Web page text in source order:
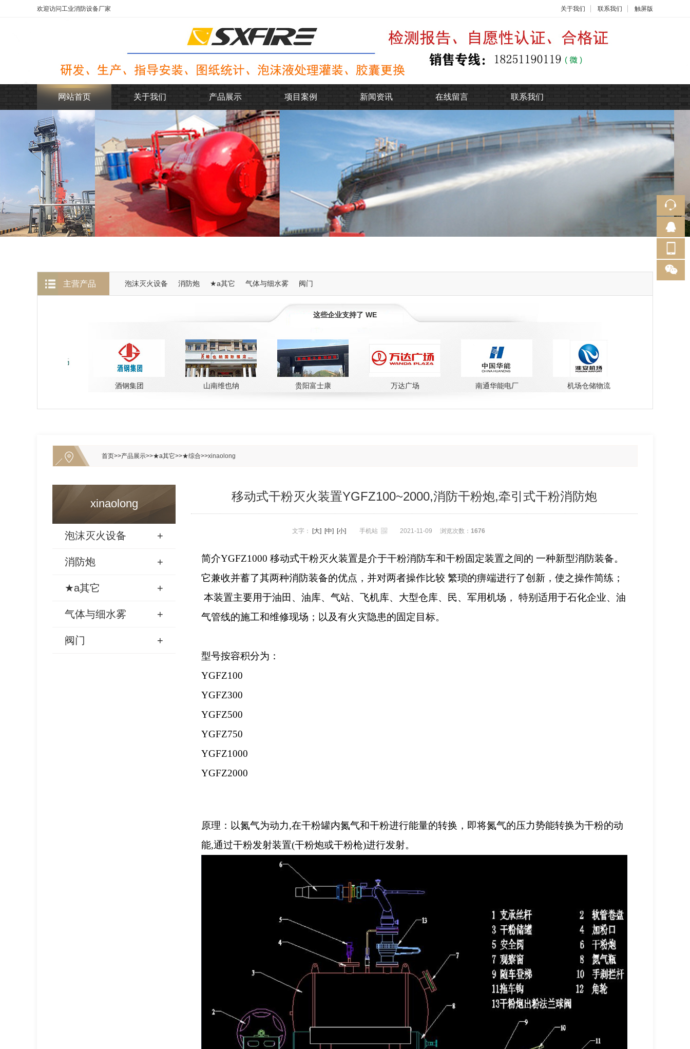
欢迎访问工业消防设备厂家 关于我们 联系我们 触屏版
网站首页 关于我们 产品展示 项目案例 新闻资讯 在线留言 联系我们
主营产品 泡沫灭火设备 消防炮 ★a其它 气体与细水雾 阀门
这些企业支持了 WE
酒钢集团 山南维也纳 贵阳富士康 万达广场 南通华能电厂 机场仓储物流
首页>>产品展示>>★a其它>>★综合>>xinaolong
xinaolong
泡沫灭火设备 +
消防炮 +
★a其它 +
气体与细水雾 +
阀门 +
移动式干粉灭火装置YGFZ100~2000,消防干粉炮,牵引式干粉消防炮
文字： [大] [中] [小] 手机站 2021-11-09 浏览次数： 1676
简介YGFZ1000 移动式干粉灭火装置是介于干粉消防车和干粉固定装置之间的 一种新型消防装备。
它兼收并蓄了其两种消防装备的优点，并对两者操作比较 繁琐的痹端进行了创新，使之操作简练；
本装置主要用于油田、油库、气站、飞机库、大型仓库、民、军用机场， 特别适用于石化企业、油
气管线的施工和维修现场；以及有火灾隐患的固定目 标。
型号按容积分为：
YGFZ100
YGFZ300
YGFZ500
YGFZ750
YGFZ1000
YGFZ2000
原理： 以氮气为动力,在干粉罐内氮气和干粉进行能量的转换，即将氮气的压力势能转换为干粉的动
能,通过干粉发射装置(干粉炮或干粉枪)进行发射。